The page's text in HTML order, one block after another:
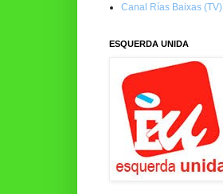
Canal Rías Baixas (TV)
ESQUERDA UNIDA